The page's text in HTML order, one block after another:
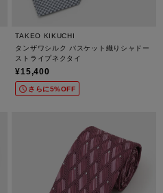
TAKEO KIKUCHI
タンザワシルク バスケット織りシャドー
ストライプネクタイ
¥15,400
さらに5%OFF